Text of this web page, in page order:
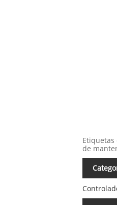
Etiquetas
de